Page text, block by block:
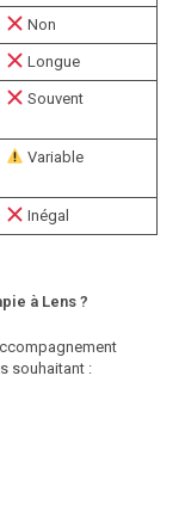
Non
Longue
Souvent
Variable
Inégal
à Lens ?
souhaitant :